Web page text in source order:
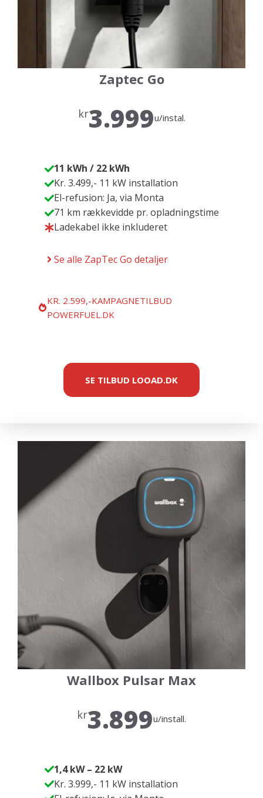
Zaptec Go
kr3.999u/instal.
11 kWh / 22 kWh
Kr. 3.499,- 11 kW installation
El-refusion: Ja, via Monta
71 km rækkevidde pr. opladningstime
Ladekabel ikke inkluderet
Se alle ZapTec Go detaljer
KR. 2.599,-KAMPAGNETILBUD
POWERFUEL.DK
SE TILBUD LOOAD.DK
Wallbox Pulsar Max
kr3.899u/install.
1,4 kW – 22 kW
Kr. 3.999,- 11 kW installation